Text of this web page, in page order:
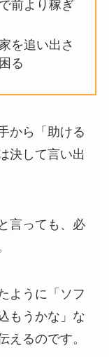
前より稼ぎ
を追い出さ
る
から「助ける
決して言い出
言っても、必
ように「ソフ
もうかな」な
えるのです。